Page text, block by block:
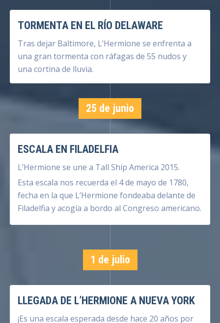
TORMENTA EN EL RÍO DELAWARE
Tras dejar Baltimore, L’Hermione se enfrenta a
una gran tormenta con ráfagas de 55 nudos y
una cortina de lluvia.
25 de junio
ESCALA EN FILADELFIA
L’Hermione se une a Tall Ship America 2015.
Esta escala nos recuerda el 4 de mayo de 1780,
fecha en la que L’Hermione fondeaba delante de
Filadelfia y acogía a bordo al Congreso americano.
1 de julio
LLEGADA DE L’HERMIONE A NUEVA YORK
¡Es una escala esperada desde hace 20 años por